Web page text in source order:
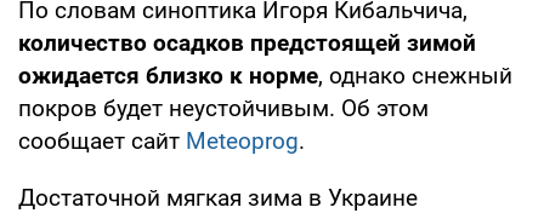
По словам синоптика Игоря Кибальчича,
количество осадков предстоящей зимой
ожидается близко к норме, однако снежный
покров будет неустойчивым. Об этом
сообщает сайт Meteoprog.
Достаточной мягкая зима в Украине